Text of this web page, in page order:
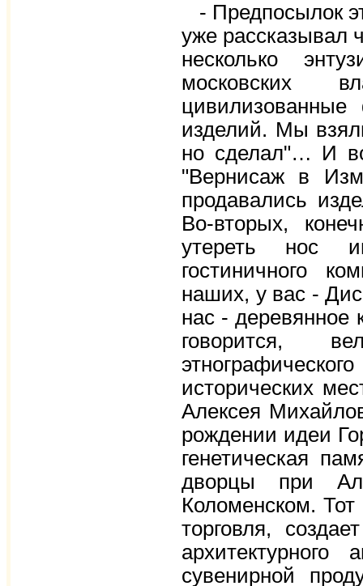
- Предпосылок
уже рассказывал
несколько
московских
изделий. Мы
но сделал"… И
"Вернисаж в
продавались
Во-вторых,
утереть нос
гостиничного
наших, у вас -
нас - деревянное
говорится,
исторических
Алексея
рождении идеи
генетическая
дворцы при
Коломенском. Тот
торговля,
архитектурного
сувенирной